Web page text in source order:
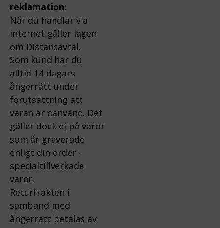
reklamation:
När du handlar via
internet gäller lagen
om Distansavtal.
Som kund har du
alltid 14 dagars
ångerrätt under
förutsättning att
varan är oanvänd. Det
gäller dock ej på varor
som är graverade
enligt din order -
specialtillverkade
varor.
Returfrakten i
samband med
ångerrätt betalas av